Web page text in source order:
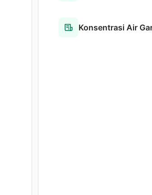
Konsentrasi Air